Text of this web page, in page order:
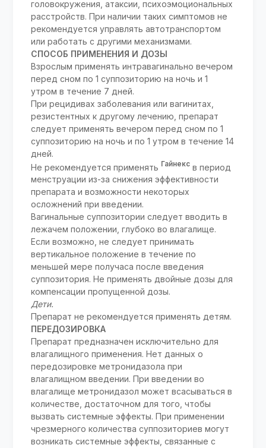
головокружения, атаксии, психоэмоциональных
расстройств. При наличии таких симптомов не
рекомендуется управлять автотранспортом
или работать с другими механизмами.
СПОСОБ ПРИМЕНЕНИЯ И ДОЗЫ
Взрослым применять интравагинально вечером
перед сном по 1 суппозиторию на ночь и 1
утром в течение 7 дней.
При рецидивах заболевания или вагинитах,
резистентных к другому лечению, препарат
следует применять вечером перед сном по 1
суппозиторию на ночь и по 1 утром в течение 14
дней.
Не рекомендуется применять Гайнекс в период
менструации из-за снижения эффективности
препарата и возможности некоторых
осложнений при введении.
Вагинальные суппозитории следует вводить в
лежачем положении, глубоко во влагалище.
Если возможно, не следует принимать
вертикальное положение в течение по
меньшей мере получаса после введения
суппозитория. Не применять двойные дозы для
компенсации пропущенной дозы.
Дети.
Препарат не рекомендуется применять детям.
ПЕРЕДОЗИРОВКА
Препарат предназначен исключительно для
влагалищного применения. Нет данных о
передозировке метронидазола при
влагалищном введении. При введении во
влагалище метронидазол может всасываться в
количестве, достаточном для того, чтобы
вызвать системные эффекты. При применении
чрезмерного количества суппозиториев могут
возникать системные эффекты, связанные с